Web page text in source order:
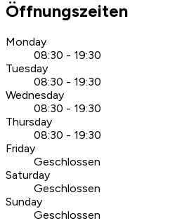
Öffnungszeiten
Monday
08:30 - 19:30
Tuesday
08:30 - 19:30
Wednesday
08:30 - 19:30
Thursday
08:30 - 19:30
Friday
Geschlossen
Saturday
Geschlossen
Sunday
Geschlossen